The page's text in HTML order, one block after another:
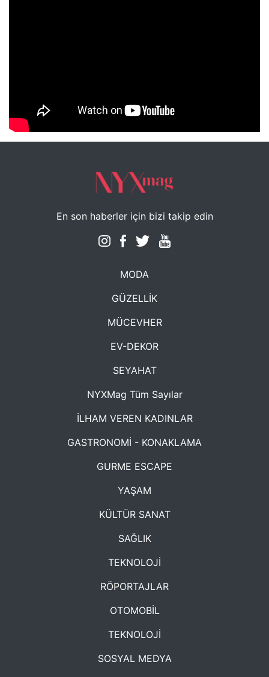
NYXmag 2. Yaş Kutlama Etkinliği
En son haberler için bizi takip edin
MODA
GÜZELLİK
MÜCEVHER
EV-DEKOR
SEYAHAT
NYXMag Tüm Sayılar
İLHAM VEREN KADINLAR
GASTRONOMİ - KONAKLAMA
GURME ESCAPE
YAŞAM
KÜLTÜR SANAT
SAĞLIK
TEKNOLOJİ
RÖPORTAJLAR
OTOMOBİL
TEKNOLOJİ
SOSYAL MEDYA